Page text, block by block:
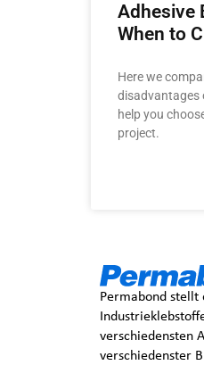
Adhesive
When to
Here we
disadvantages
help you
project.
Permabond stellt
verschiedensten
verschiedenster